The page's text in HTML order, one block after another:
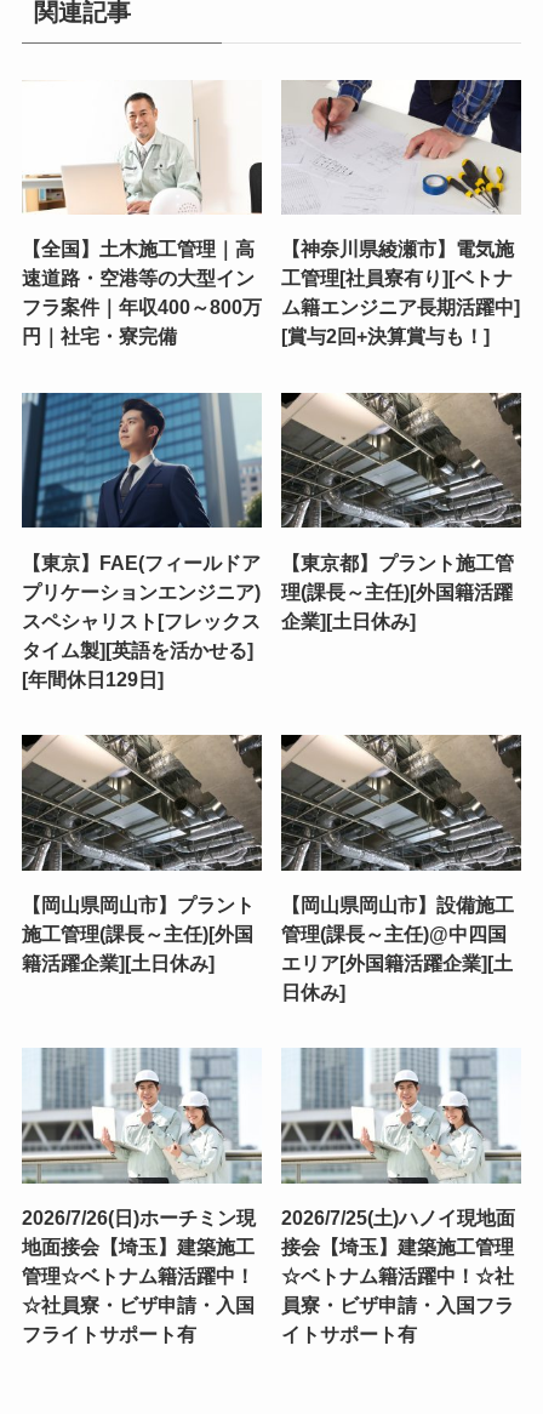
関連記事
【全国】土木施工管理｜高
速道路・空港等の大型イン
フラ案件｜年収400～800万
円｜社宅・寮完備
【神奈川県綾瀬市】電気施
工管理[社員寮有り][ベトナ
ム籍エンジニア長期活躍中]
[賞与2回+決算賞与も！]
【東京】FAE(フィールドア
プリケーションエンジニア)
スペシャリスト[フレックス
タイム製][英語を活かせる]
[年間休日129日]
【東京都】プラント施工管
理(課長～主任)[外国籍活躍
企業][土日休み]
【岡山県岡山市】プラント
施工管理(課長～主任)[外国
籍活躍企業][土日休み]
【岡山県岡山市】設備施工
管理(課長～主任)@中四国
エリア[外国籍活躍企業][土
日休み]
2026/7/26(日)ホーチミン現
地面接会【埼玉】建築施工
管理☆ベトナム籍活躍中！
☆社員寮・ビザ申請・入国
フライトサポート有
2026/7/25(土)ハノイ現地面
接会【埼玉】建築施工管理
☆ベトナム籍活躍中！☆社
員寮・ビザ申請・入国フラ
イトサポート有